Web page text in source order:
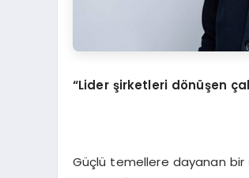
“Lider şirketleri dönüşen
Güçlü temellere dayanan bir